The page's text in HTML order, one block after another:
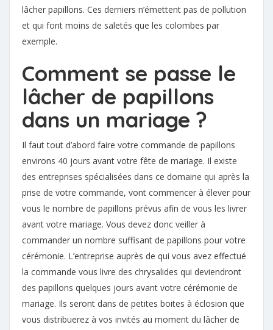
lâcher papillons. Ces derniers n’émettent pas de pollution
et qui font moins de saletés que les colombes par
exemple.
Comment se passe le
lâcher de papillons
dans un mariage ?
Il faut tout d’abord faire votre commande de papillons
environs 40 jours avant votre fête de mariage. Il existe
des entreprises spécialisées dans ce domaine qui après la
prise de votre commande, vont commencer à élever pour
vous le nombre de papillons prévus afin de vous les livrer
avant votre mariage. Vous devez donc veiller à
commander un nombre suffisant de papillons pour votre
cérémonie. L’entreprise auprès de qui vous avez effectué
la commande vous livre des chrysalides qui deviendront
des papillons quelques jours avant votre cérémonie de
mariage. Ils seront dans de petites boites à éclosion que
vous distribuerez à vos invités au moment du lâcher de